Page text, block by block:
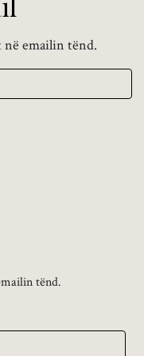
emailin tënd.
tënd.